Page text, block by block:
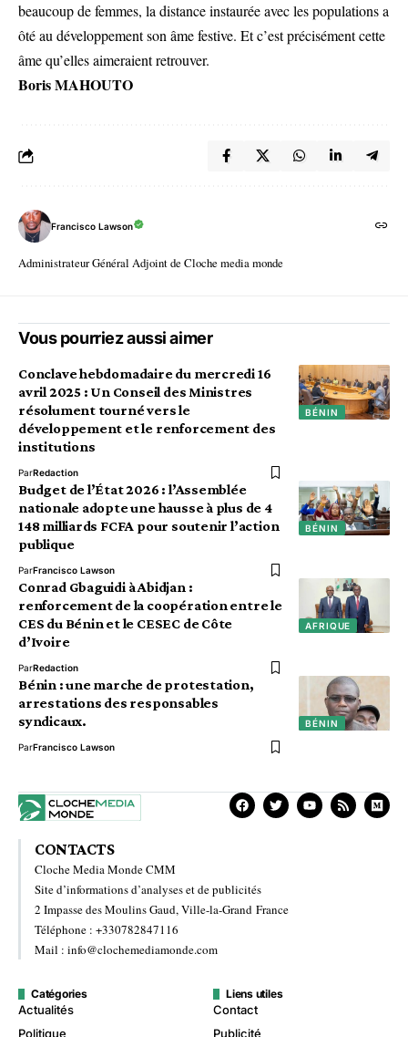
beaucoup de femmes, la distance instaurée avec les populations a
ôté au développement son âme festive. Et c’est précisément cette
âme qu’elles aimeraient retrouver.
Boris MAHOUTO
Francisco Lawson
Administrateur Général Adjoint de Cloche media monde
Vous pourriez aussi aimer
BÉNIN
Conclave hebdomadaire du mercredi 16
avril 2025 : Un Conseil des Ministres
résolument tourné vers le
développement et le renforcement des
institutions
ParRedaction
BÉNIN
Budget de l’État 2026 : l’Assemblée
nationale adopte une hausse à plus de 4
148 milliards FCFA pour soutenir l’action
publique
ParFrancisco Lawson
AFRIQUE
Conrad Gbaguidi à Abidjan :
renforcement de la coopération entre le
CES du Bénin et le CESEC de Côte
d’Ivoire
ParRedaction
BÉNIN
Bénin : une marche de protestation,
arrestations des responsables
syndicaux.
ParFrancisco Lawson
CONTACTS
Cloche Media Monde CMM
Site d’informations d’analyses et de publicités
2 Impasse des Moulins Gaud, Ville-la-Grand France
Téléphone : +330782847116
Mail : info@clochemediamonde.com
Catégories
Actualités
Politique
Liens utiles
Contact
Publicité